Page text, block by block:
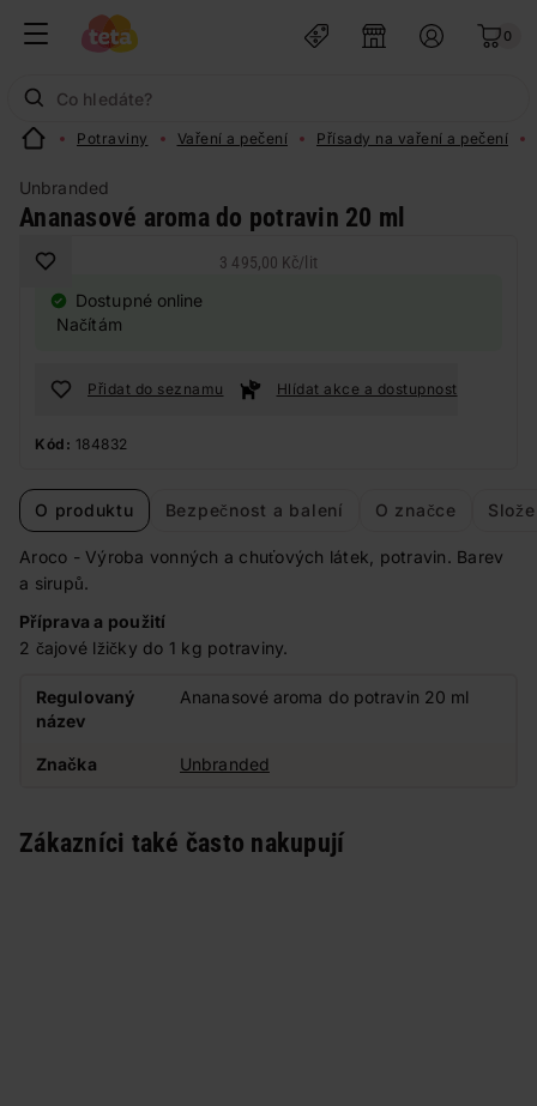
0
Potraviny Vaření a pečení Přísady na vaření a pečení
Unbranded
Ananasové aroma do potravin 20 ml
3 495,00 Kč/ lit
Dostupné online
Načítám
Přidat do seznamu Hlídat akce a dostupnost
Kód: 184832
O produktu Bezpečnost a balení O značce
Aroco - Výroba vonných a chuťových látek, potravin. Barev
a sirupů.
Příprava a použití
2 čajové lžičky do 1 kg potraviny.
Regulovaný
název
Ananasové aroma do potravin 20 ml
Značka Unbranded
Zákazníci také často nakupují